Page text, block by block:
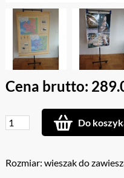
Cena brutto:
Do
Rozmiar: wieszak do